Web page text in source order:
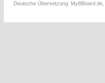
Deutsche Übersetzung: MyBBoard.de